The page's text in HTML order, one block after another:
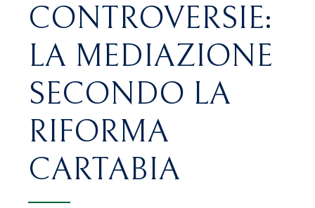
CONTROVERSIE:
LA MEDIAZIONE
SECONDO LA
RIFORMA
CARTABIA